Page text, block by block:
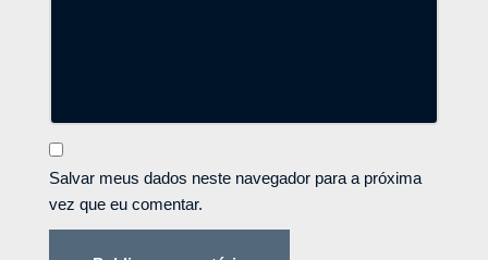
Salvar meus dados neste navegador para a próxima
vez que eu comentar.